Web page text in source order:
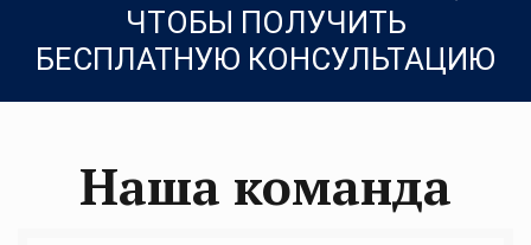
ЧТОБЫ ПОЛУЧИТЬ
БЕСПЛАТНУЮ КОНСУЛЬТАЦИЮ
Наша команда